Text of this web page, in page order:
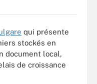
qui présente
stockés en
document local,
de croissance